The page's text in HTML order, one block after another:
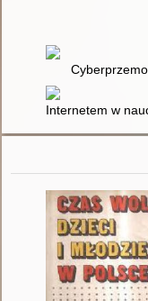
Internetem w